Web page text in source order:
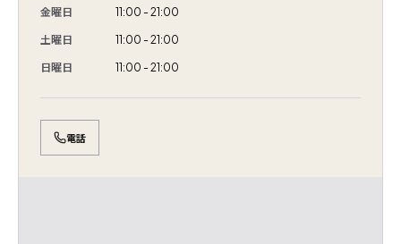
金曜日 11:00 - 21:00
土曜日 11:00 - 21:00
日曜日 11:00 - 21:00
電話